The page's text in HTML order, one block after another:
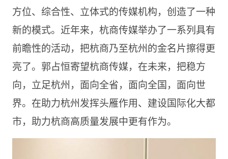
方位、综合性、立体式的传媒机构，创造了一种
新的模式。近年来，杭商传媒举办了一系列具有
前瞻性的活动，把杭商乃至杭州的金名片擦得更
亮了。郭占恒寄望杭商传媒，在未来，把稳方
向，立足杭州，面向全省，面向全国，面向世
界。在助力杭州发挥头雁作用、建设国际化大都
市，助力杭商高质量发展中更有作为。